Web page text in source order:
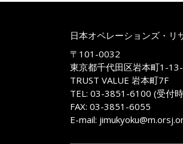
日本オペレーションズ・リ
〒101-0032
東京都千代田区岩本町1-
TRUST VALUE 岩本町7F
TEL: 03-3851-6100 (受付
FAX: 03-3851-6055
E-mail: